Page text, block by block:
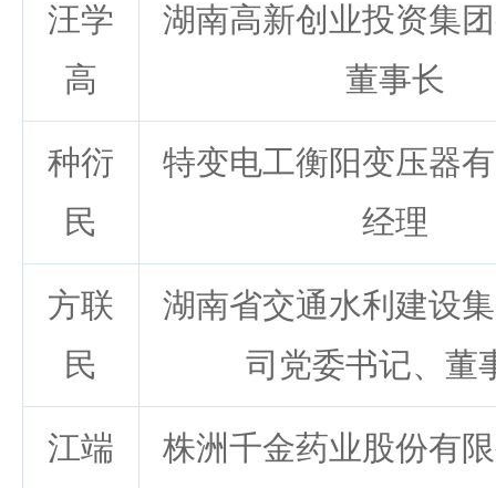
汪学
高
湖南高新创业投资集
董事长
种衍
民
特变电工衡阳变压器
经理
方联
民
湖南省交通水利建设
司党委书记、董
江端
株洲千金药业股份有